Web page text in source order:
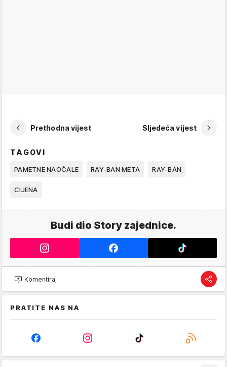
Prethodna vijest Sljedeća vijest
TAGOVI
PAMETNE NAOČALE RAY-BAN META RAY-BAN
CIJENA
Budi dio Story zajednice.
Komentiraj
PRATITE NAS NA